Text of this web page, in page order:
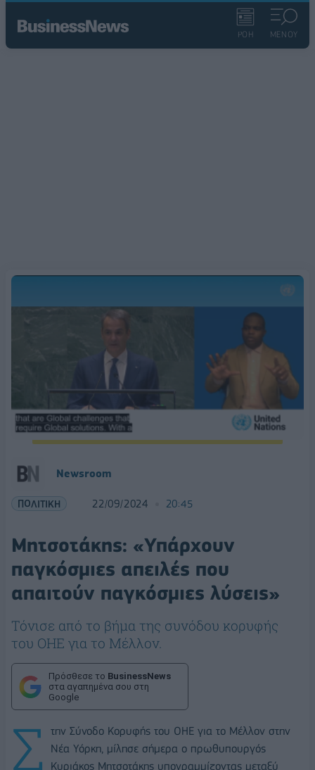
ΡΟΗ ΜΕΝΟΥ
Newsroom
ΠΟΛΙΤΙΚΗ 22/09/2024 20:45
Μητσοτάκης: «Υπάρχουν
παγκόσμιες απειλές που
απαιτούν παγκόσμιες λύσεις»
Τόνισε από το βήμα της συνόδου κορυφής
του ΟΗΕ για το Μέλλον.
Πρόσθεσε το BusinessNews
στα αγαπημένα σου στη
Google
Σ
την Σύνοδο Κορυφής του ΟΗΕ για το Μέλλον στην
Νέα Υόρκη, μίλησε σήμερα ο πρωθυπουργός
Κυριάκος Μητσοτάκης υπογραμμίζοντας μεταξύ